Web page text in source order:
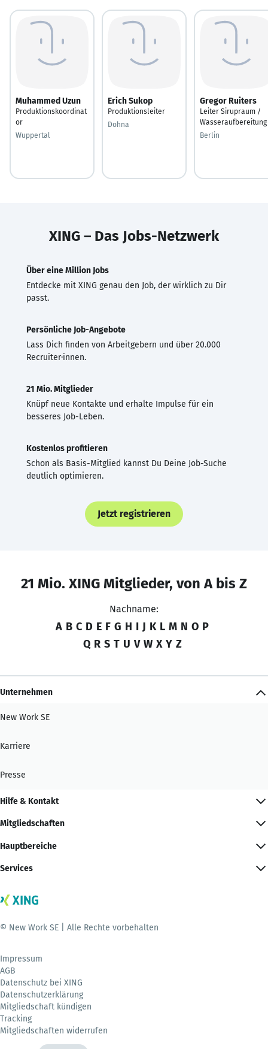
Muhammed Uzun
Produktionskoordinat
or
Wuppertal
Erich Sukop
Produktionsleiter
Dohna
Gregor Ruiters
Leiter Sirupraum /
Wasseraufbereitung
Berlin
XING – Das Jobs-Netzwerk
Über eine Million Jobs
Entdecke mit XING genau den Job, der wirklich zu Dir
passt.
Persönliche Job-Angebote
Lass Dich finden von Arbeitgebern und über 20.000
Recruiter·innen.
21 Mio. Mitglieder
Knüpf neue Kontakte und erhalte Impulse für ein
besseres Job-Leben.
Kostenlos profitieren
Schon als Basis-Mitglied kannst Du Deine Job-Suche
deutlich optimieren.
Jetzt registrieren
21 Mio. XING Mitglieder, von A bis Z
Nachname:
A B C D E F G H I J K L M N O P
Q R S T U V W X Y Z
Unternehmen
New Work SE
Karriere
Presse
Hilfe & Kontakt
Mitgliedschaften
Hauptbereiche
Services
© New Work SE | Alle Rechte vorbehalten
Impressum
AGB
Datenschutz bei XING
Datenschutzerklärung
Mitgliedschaft kündigen
Tracking
Mitgliedschaften widerrufen